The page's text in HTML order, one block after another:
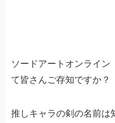
ソードアートオンライン
て皆さんご存知ですか？
推しキャラの剣の名前は